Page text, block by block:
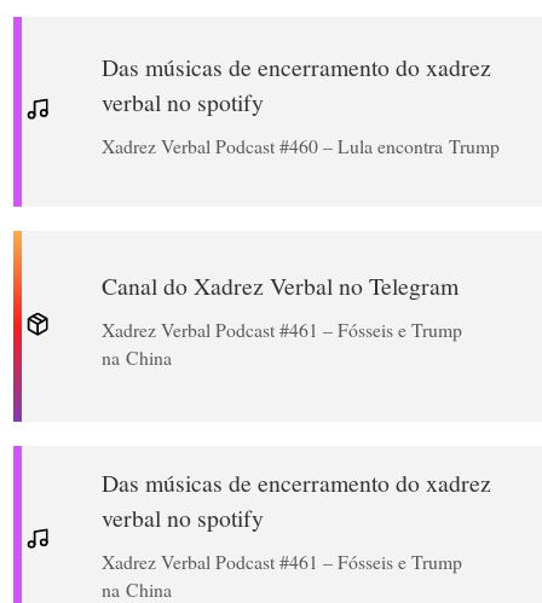
Das músicas de encerramento do xadrez
verbal no spotify
Xadrez Verbal Podcast #460 – Lula encontra Trump
Canal do Xadrez Verbal no Telegram
Xadrez Verbal Podcast #461 – Fósseis e Trump
na China
Das músicas de encerramento do xadrez
verbal no spotify
Xadrez Verbal Podcast #461 – Fósseis e Trump
na China